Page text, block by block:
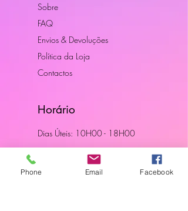
Sobre
FAQ
Envios & Devoluções
Política da Loja
Contactos
Horário
Dias Úteis: 10H00 - 18H00
Junte-se a Nós
Phone Email Facebook